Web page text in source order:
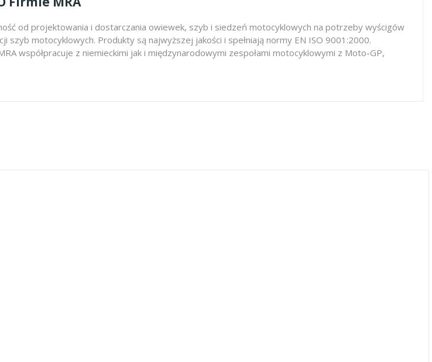
od projektowania i dostarczania owiewek, szyb i siedzeń motocyklowych na potrzeby wyścigów
motocyklowych. Produkty są najwyższej jakości i spełniają normy EN ISO 9001:2000.
współpracuje z niemieckimi jak i międzynarodowymi zespołami motocyklowymi z Moto-GP,